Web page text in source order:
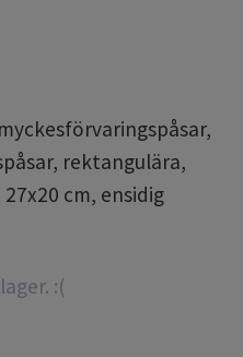
rektangulära,
cm, ensidig
:(